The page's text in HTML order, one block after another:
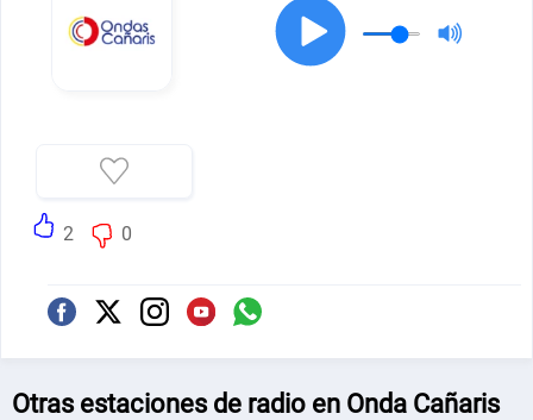
2 0
Otras estaciones de radio en Onda Cañaris